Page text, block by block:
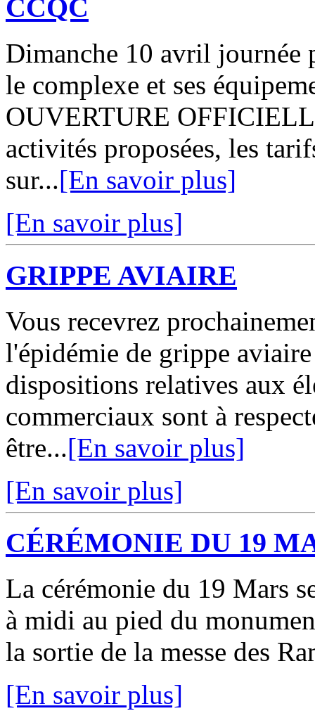
CCQC
Dimanche 10 avril journée
le complexe et ses
OUVERTURE
activités proposées, les
sur...[En savoir plus]
[En savoir plus]
GRIPPE AVIAIRE
Vous recevrez
l'épidémie de grippe
dispositions relatives aux
commerciaux sont à
être...[En savoir plus]
[En savoir plus]
CÉRÉMONIE DU 19
La cérémonie du 19 Mars
à midi au pied du
la sortie de la messe des
[En savoir plus]